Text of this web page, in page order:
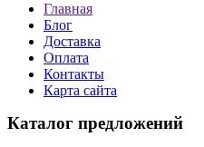
Главная
Блог
Доставка
Оплата
Контакты
Карта сайта
Каталог предложений